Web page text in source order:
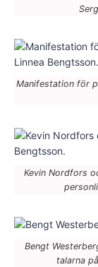
Manifestation för
Kevin Nordfors
Bengt
talarna